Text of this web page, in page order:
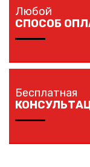
Любой
СПОСОБ
способом:
безналичным
Бесплатная